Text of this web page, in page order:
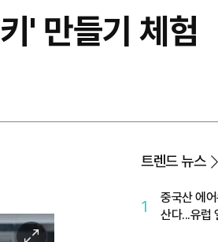
' 만들기 체험
이
트렌드 뉴스
1
중국산 에
산다...유럽